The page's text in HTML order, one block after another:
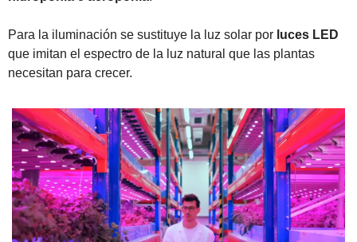
Para la iluminación se sustituye la luz solar por luces LED
que imitan el espectro de la luz natural que las plantas
necesitan para crecer.